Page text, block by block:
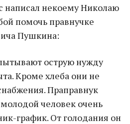
написал некоему Николаю
помочь правнучке
Пушкина:
острую нужду
Кроме хлеба они не
Праправнук
человек очень
график. От голодания он